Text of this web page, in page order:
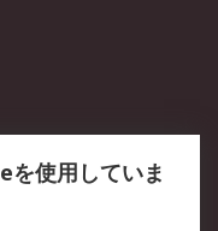
を使用していま